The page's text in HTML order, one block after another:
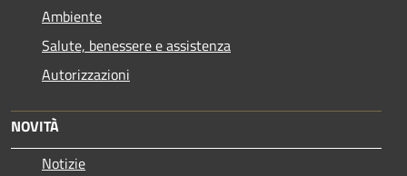
Ambiente
Salute, benessere e assistenza
Autorizzazioni
NOVITÀ
Notizie